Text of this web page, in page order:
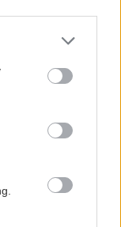
or more Google
You may click to
party tags to
in below Google